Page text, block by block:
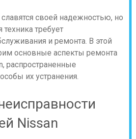
своей надежностью, но
требует
и ремонта. В этой
основные аспекты ремонта
распространенные
их устранения.
Nissan